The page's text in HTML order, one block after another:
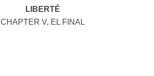
LIBERTÉ
CHAPTER V, EL FINAL